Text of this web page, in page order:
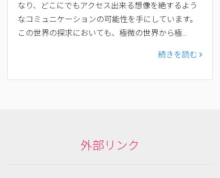
なり、どこにでもアクセス出来る想像を絶するよう
なコミュニケーションの可能性を手にしています。
この世界の探求においても、極微の世界から極...
続きを読む
外部リンク